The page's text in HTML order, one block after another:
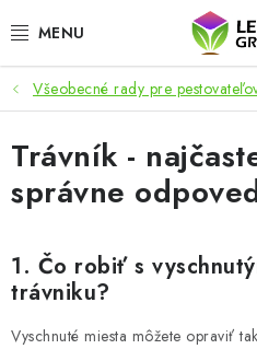
na
AKCIE
LED OSVETLENIE PRE
PESTOVATEĽSKÉ POTREBY
PRE AKVÁRIA
Všeobecné rady pre
Trávník -
správne
1. Čo robiť s
trávniku?
Vyschnuté miesta môžete opraviť